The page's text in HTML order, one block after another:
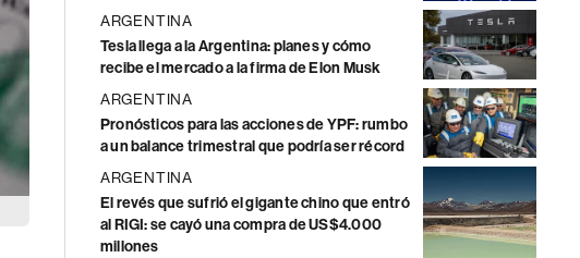
ARGENTINA
Tesla llega a la Argentina: planes y cómo
recibe el mercado a la firma de Elon Musk
ARGENTINA
Pronósticos para las acciones de YPF: rumbo
a un balance trimestral que podría ser récord
ARGENTINA
El revés que sufrió el gigante chino que entró
al RIGI: se cayó una compra de US$4.000
millones